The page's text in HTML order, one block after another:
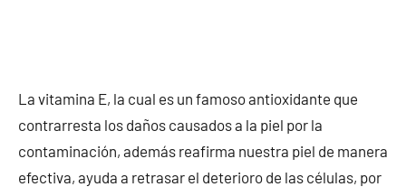
La vitamina E, la cual es un famoso antioxidante que
contrarresta los daños causados a la piel por la
contaminación, además reafirma nuestra piel de manera
efectiva, ayuda a retrasar el deterioro de las células, por